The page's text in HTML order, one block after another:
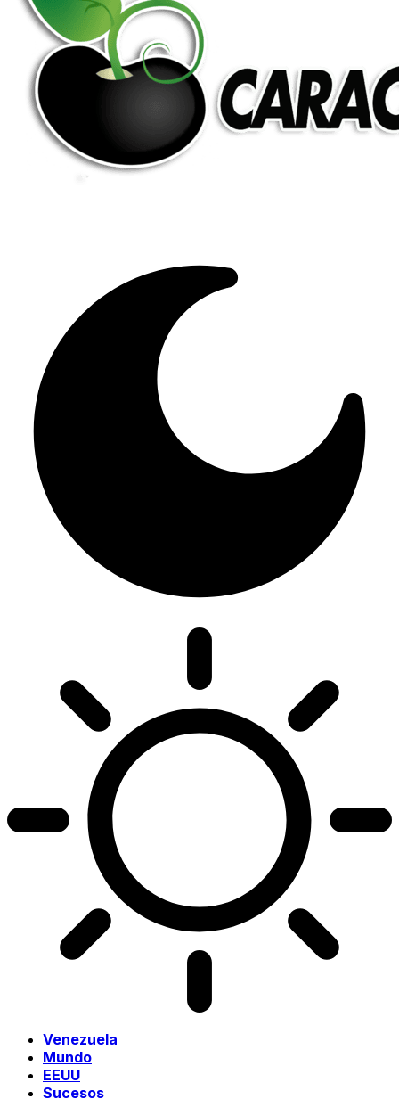
Venezuela
Mundo
EEUU
Sucesos